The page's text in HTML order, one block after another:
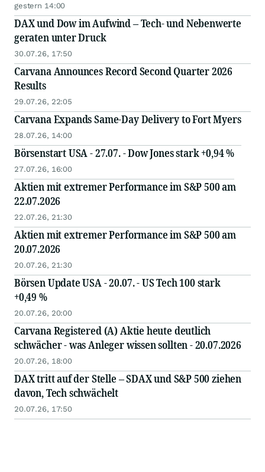
gestern 14:00
DAX und Dow im Aufwind – Tech- und Nebenwerte
geraten unter Druck
30.07.26, 17:50
Carvana Announces Record Second Quarter 2026
Results
29.07.26, 22:05
Carvana Expands Same-Day Delivery to Fort Myers
28.07.26, 14:00
Börsenstart USA - 27.07. - Dow Jones stark +0,94 %
27.07.26, 16:00
Aktien mit extremer Performance im S&P 500 am
22.07.2026
22.07.26, 21:30
Aktien mit extremer Performance im S&P 500 am
20.07.2026
20.07.26, 21:30
Börsen Update USA - 20.07. - US Tech 100 stark
+0,49 %
20.07.26, 20:00
Carvana Registered (A) Aktie heute deutlich
schwächer - was Anleger wissen sollten - 20.07.2026
20.07.26, 18:00
DAX tritt auf der Stelle – SDAX und S&P 500 ziehen
davon, Tech schwächelt
20.07.26, 17:50